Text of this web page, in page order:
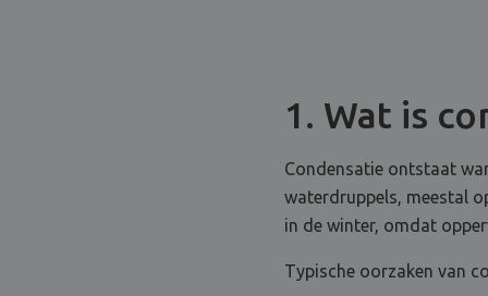
1. Wat is
Condensatie ontstaat
waterdruppels, meestal
in de winter, omdat
Typische oorzaken van